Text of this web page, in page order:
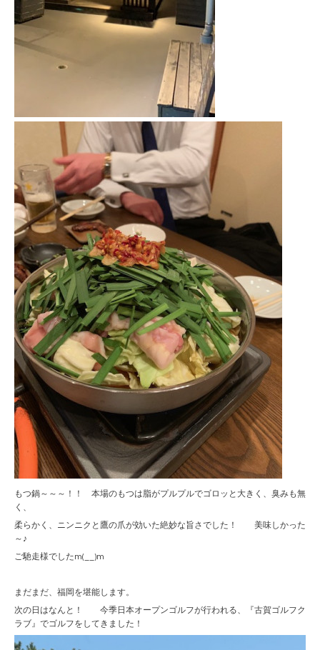
もつ鍋～～～！！ 本場のもつは脂がプルプルでゴロッと大きく、臭みも無
く、
柔らかく、ニンニクと鷹の爪が効いた絶妙な旨さでした！ 美味しかった
～♪
ご馳走様でしたm(__)m
まだまだ、福岡を堪能します。
次の日はなんと！ 今季日本オープンゴルフが行われる、『古賀ゴルフク
ラブ』でゴルフをしてきました！